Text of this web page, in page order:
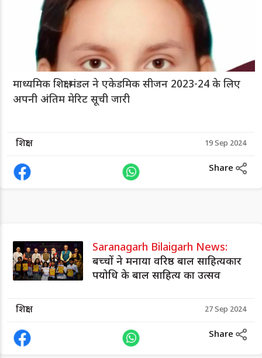
माध्यमिक शिक्षा मंडल ने एकेडमिक सीजन 2023-24 के लिए
अपनी अंतिम मेरिट सूची जारी
शिक्षा 19 Sep 2024
Share
Saranagarh Bilaigarh News:
बच्चों ने मनाया वरिष्ठ बाल साहित्यकार
पयोधि के बाल साहित्य का उत्सव
शिक्षा 27 Sep 2024
Share